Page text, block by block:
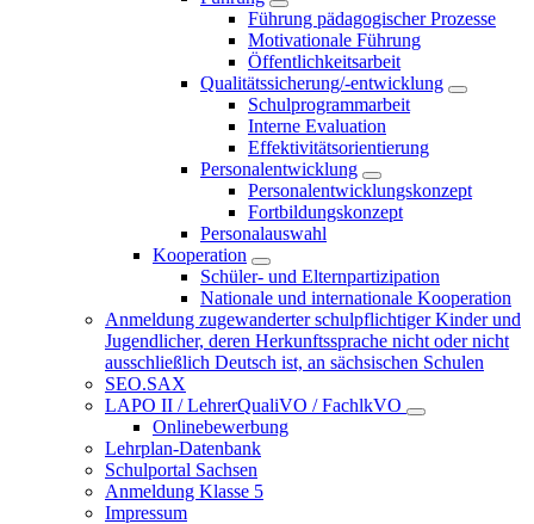
Führung pädagogischer Prozesse
Motivationale Führung
Öffentlichkeitsarbeit
Qualitätssicherung/-entwicklung
Schulprogrammarbeit
Interne Evaluation
Effektivitätsorientierung
Personalentwicklung
Personalentwicklungskonzept
Fortbildungskonzept
Personalauswahl
Kooperation
Schüler- und Elternpartizipation
Nationale und internationale Kooperation
Anmeldung zugewanderter schulpflichtiger Kinder und
Jugendlicher, deren Herkunftssprache nicht oder nicht
ausschließlich Deutsch ist, an sächsischen Schulen
SEO.SAX
LAPO II / LehrerQualiVO / FachlkVO
Onlinebewerbung
Lehrplan-Datenbank
Schulportal Sachsen
Anmeldung Klasse 5
Impressum